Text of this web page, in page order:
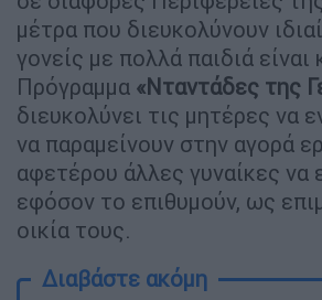
μέτρα που διευκολύνουν
γονείς με πολλά παιδιά είναι
Πρόγραμμα «Νταντάδες της
διευκολύνει τις μητέρες να
να παραμείνουν στην αγορά
αφετέρου άλλες γυναίκες να
εφόσον το επιθυμούν, ως
οικία τους.
Διαβάστε ακόμη